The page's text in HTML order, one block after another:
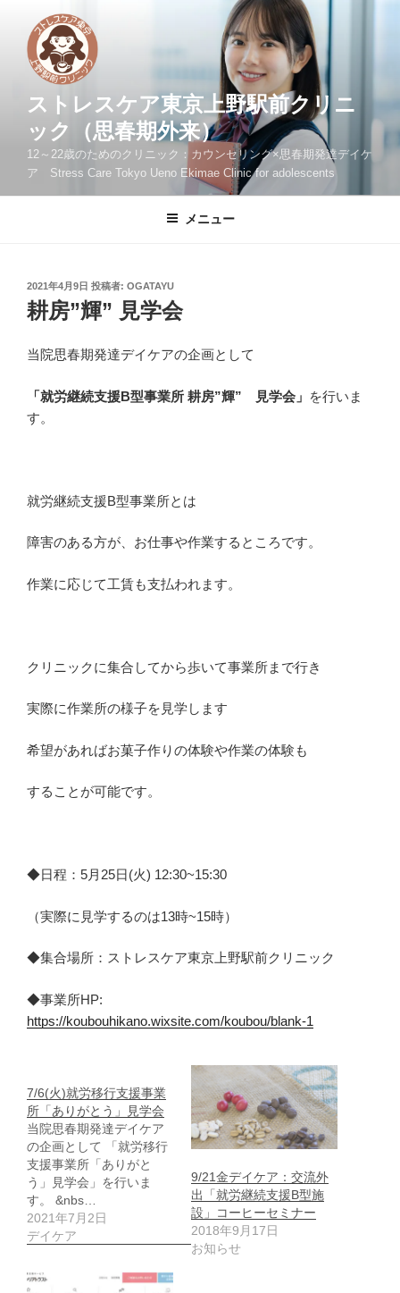
ストレスケア東京上野駅前クリニ
ック（思春期外来）
12～22歳のためのクリニック：カウンセリング×思春期発達デイケ
ア Stress Care Tokyo Ueno Ekimae Clinic for adolescents
メニュー
投
稿
日:
2021年4月9日 投稿者: OGATAYU
耕房”輝” 見学会
当院思春期発達デイケアの企画として
「就労継続支援B型事業所 耕房”輝” 見学会」 を行いま
す。
就労継続支援B型事業所とは
障害のある方が、お仕事や作業するところです。
作業に応じて工賃も支払われます。
クリニックに集合してから歩いて事業所まで行き
実際に作業所の様子を見学します
希望があればお菓子作りの体験や作業の体験も
することが可能です。
◆日程：5月25日(火) 12:30~15:30
（実際に見学するのは13時~15時）
◆集合場所：ストレスケア東京上野駅前クリニック
◆事業所HP:
https://koubouhikano.wixsite.com/koubou/blank-1
7/6(火)就労移行支援事業
所「ありがとう」見学会
当院思春期発達デイケア
の企画として 「就労移行
支援事業所「ありがと
う」見学会」を行いま
す。 &nbs…
2021年7月2日
デイケア
9/21金デイケア：交流外
出「就労継続支援B型施
設」コーヒーセミナー
2018年9月17日
お知らせ